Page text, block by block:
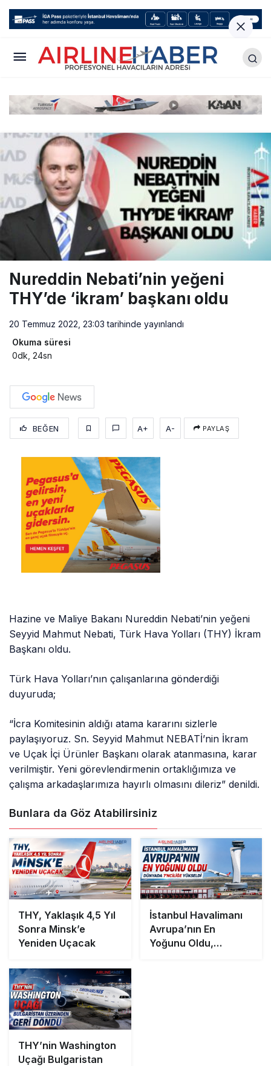
Nureddin Nebati’nin yeğeni
THY’de ‘ikram’ başkanı oldu
20 Temmuz 2022, 23:03 tarihinde yayınlandı
Okuma süresi
0dk, 24sn
BEĞEN A+ A- PAYLAŞ
Hazine ve Maliye Bakanı Nureddin Nebati’nin yeğeni
Seyyid Mahmut Nebati, Türk Hava Yolları (THY) İkram
Başkanı oldu.
Türk Hava Yolları’nın çalışanlarına gönderdiği
duyuruda;
“İcra Komitesinin aldığı atama kararını sizlerle
paylaşıyoruz. Sn. Seyyid Mahmut NEBATİ’nin İkram
ve Uçak İçi Ürünler Başkanı olarak atanmasına, karar
verilmiştir. Yeni görevlendirmenin ortaklığımıza ve
çalışma arkadaşlarımıza hayırlı olmasını dileriz” denildi.
Bunlara da Göz Atabilirsiniz
THY, Yaklaşık 4,5 Yıl
Sonra Minsk’e
Yeniden Uçacak
İstanbul Havalimanı
Avrupa’nın En
Yoğunu Oldu,
THY’nin Washington
Uçağı Bulgaristan